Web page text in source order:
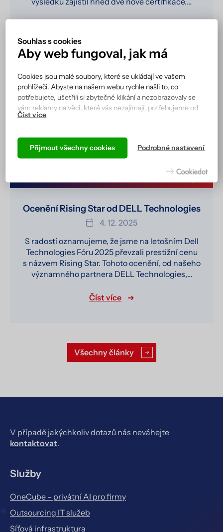
Ocenění Rising Star od DELL
Ocenění Rising Star od DELL Technologies
4. 12. 2025
S radostí oznamujeme, že jsme na letošním Dell
Technologies Fóru 2025 převzali prestižní cenu
s názvem Rising Star. Tohoto ocenění, od našeho
významného partnera DELL Technologies,…
Číst více
Všechny články
V případě jakýchkoliv dotazů nás neváhejte
kontaktovat.
Služby
OneCube – privátní AI pro firmy
Outsourcing IT služeb
Síťová infrastruktura
Souhlas s cookies
Aby web fungoval, jak má
Cookies jsou malé soubory, které se ukládají ve vašem
prohlížeči. Abyste na našem webu rychle našli to, co
potřebujete, ušetřili si zbytečné klikání a nezobrazovaly se
vám reklamy na věci, které vás nezajímají, potřebujeme od
vás souhlas s jejich zpracováním.
Podle cookies vás náš web totiž pozná a zobrazí se vám tak,
jak jste zvyklí, a hlavně tak, aby všechno správně fungovalo.
Přijmout všechny cookies Podrobné nastavení